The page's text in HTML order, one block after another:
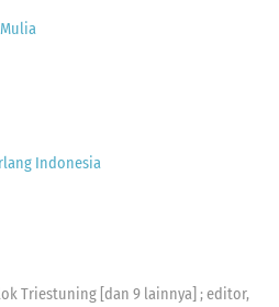
Indonesia
Triestuning [dan 9 lainnya] ; editor,